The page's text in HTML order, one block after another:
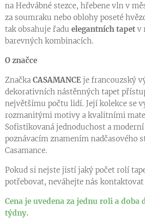
na Hedvábné stezce, hřebene vln v
za soumraku nebo oblohy poseté
tak obsahuje řadu elegantních tapet v
barevných kombinacích.
O značce
Značka CASAMANCE je francouzský
dekorativních nástěnných tapet
největšímu počtu lidí. Její kolekce se
rozmanitými motivy a kvalitními
Sofistikovaná jednoduchost a moderní
poznávacím znamením nadčasového
Casamance.
Pokud si nejste jistí jaký počet rolí
potřebovat, neváhejte nás kontaktovat
Cena je uvedena za jednu roli a doba
týdny.